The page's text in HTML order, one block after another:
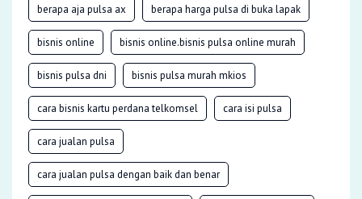
berapa aja pulsa ax berapa harga pulsa di buka lapak
bisnis online bisnis online.bisnis pulsa online murah
bisnis pulsa dni bisnis pulsa murah mkios
cara bisnis kartu perdana telkomsel cara isi pulsa
cara jualan pulsa
cara jualan pulsa dengan baik dan benar